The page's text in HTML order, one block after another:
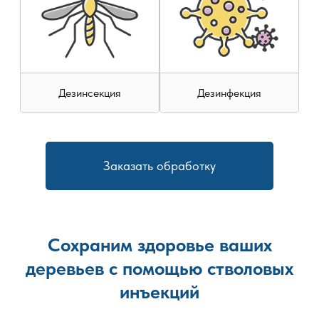
мероприятий предоставляются рекомендации по
профилактике, направленные на снижение риска
повторного появления.
Дезинсекция Дезинфекция
Заказать обработку
Сохраним здоровье ваших
деревьев с помощью стволовых
инъекций